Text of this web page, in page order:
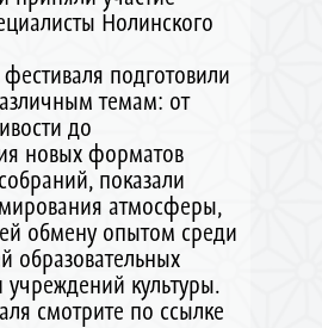
Нолинского
подготовили
темам: от
до
новых форматов
показали
атмосферы,
обмену опытом среди
образовательных
учреждений культуры.
смотрите по ссылке